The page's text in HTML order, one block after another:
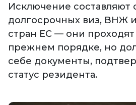
Исключение составляют
долгосрочных виз, ВНЖ
стран ЕС — они проходят
прежнем порядке, но
себе документы,
статус резидента.